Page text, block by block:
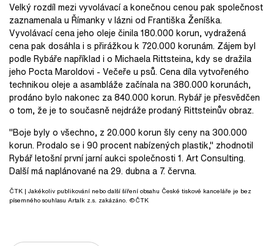
Velký rozdíl mezi vyvolávací a konečnou cenou pak společnost
zaznamenala u Římanky v lázni od Františka Ženíška.
Vyvolávací cena jeho oleje činila 180.000 korun, vydražená
cena pak dosáhla i s přirážkou k 720.000 korunám. Zájem byl
podle Rybáře například i o Michaela Rittsteina, kdy se dražila
jeho Pocta Maroldovi - Večeře u psů. Cena díla vytvořeného
technikou oleje a asambláže začínala na 380.000 korunách,
prodáno bylo nakonec za 840.000 korun. Rybář je přesvědčen
o tom, že je to současně nejdráže prodaný Rittsteinův obraz.
"Boje byly o všechno, z 20.000 korun šly ceny na 300.000
korun. Prodalo se i 90 procent nabízených plastik," zhodnotil
Rybář letošní první jarní aukci společnosti 1. Art Consulting.
Další má naplánované na 29. dubna a 7. června.
ČTK | Jakékoliv publikování nebo další šíření obsahu České tiskové kanceláře je bez
písemného souhlasu Artalk z.s. zakázáno. ©ČTK